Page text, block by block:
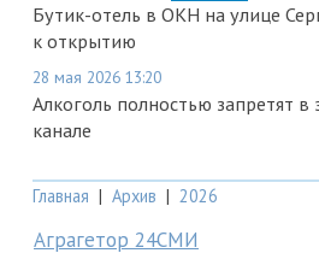
Бутик-отель в ОКН на улице
к открытию
28 мая 2026 13:20
Алкоголь полностью запретят в
канале
Главная | Архив | 2026
Аграгетор 24СМИ